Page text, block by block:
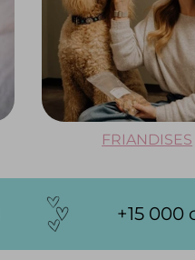
FRIANDISES
(et poilus)